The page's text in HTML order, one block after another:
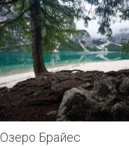
Озеро Брайес